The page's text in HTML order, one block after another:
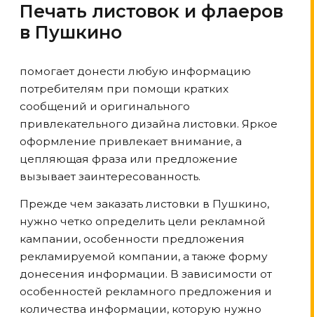
Печать листовок и флаеров
в Пушкино
помогает донести любую информацию
потребителям при помощи кратких
сообщений и оригинального
привлекательного дизайна листовки. Яркое
оформление привлекает внимание, а
цепляющая фраза или предложение
вызывает заинтересованность.
Прежде чем заказать листовки в Пушкино,
нужно четко определить цели рекламной
кампании, особенности предложения
рекламируемой компании, а также форму
донесения информации. В зависимости от
особенностей рекламного предложения и
количества информации, которую нужно